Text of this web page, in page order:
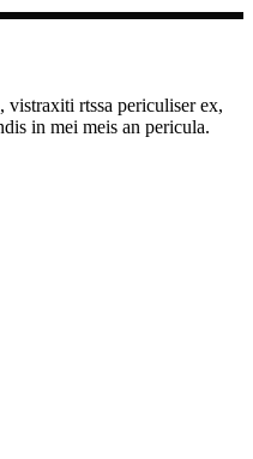
vistraxiti rtssa periculiser ex,
in mei meis an pericula.